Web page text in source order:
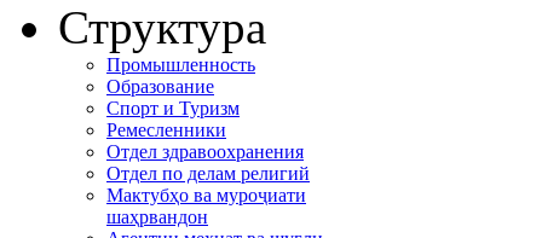
Структура
Промышленность
Образование
Спорт и Туризм
Ремесленники
Отдел здравоохранения
Отдел по делам религий
Мактубҳо ва муроҷиати
шаҳрвандон